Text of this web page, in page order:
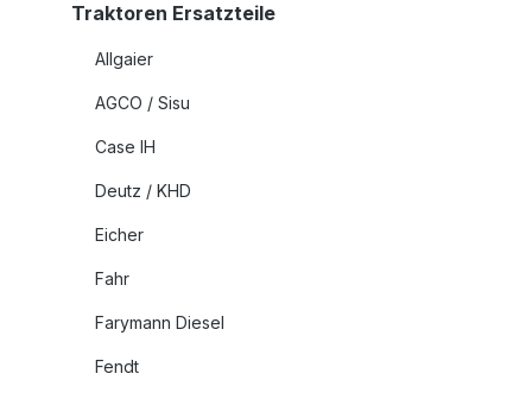
Traktoren Ersatzteile
Allgaier
AGCO / Sisu
Case IH
Deutz / KHD
Eicher
Fahr
Farymann Diesel
Fendt